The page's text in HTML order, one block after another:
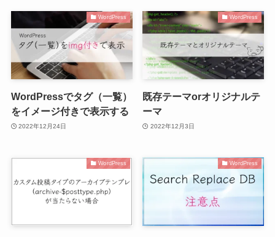
WordPress
WordPressでタグ（一覧）
をイメージ付きで表示する
2022年12月24日
WordPress
既存テーマorオリジナルテ
ーマ
2022年12月3日
WordPress WordPress